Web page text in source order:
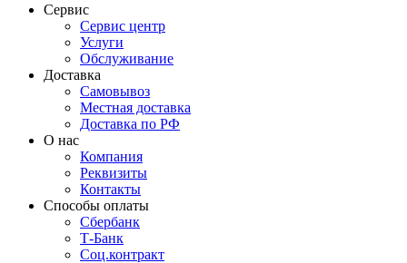
Сервис
Сервис центр
Услуги
Обслуживание
Доставка
Самовывоз
Местная доставка
Доставка по РФ
О нас
Компания
Реквизиты
Контакты
Cпособы оплаты
Сбербанк
Т-Банк
Соц.контракт